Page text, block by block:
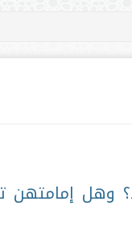
وهل